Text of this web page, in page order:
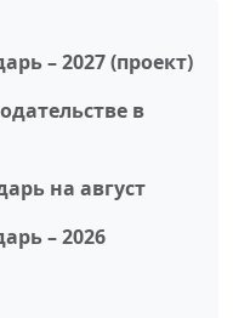
– 2027 (проект)
в
на август
– 2026